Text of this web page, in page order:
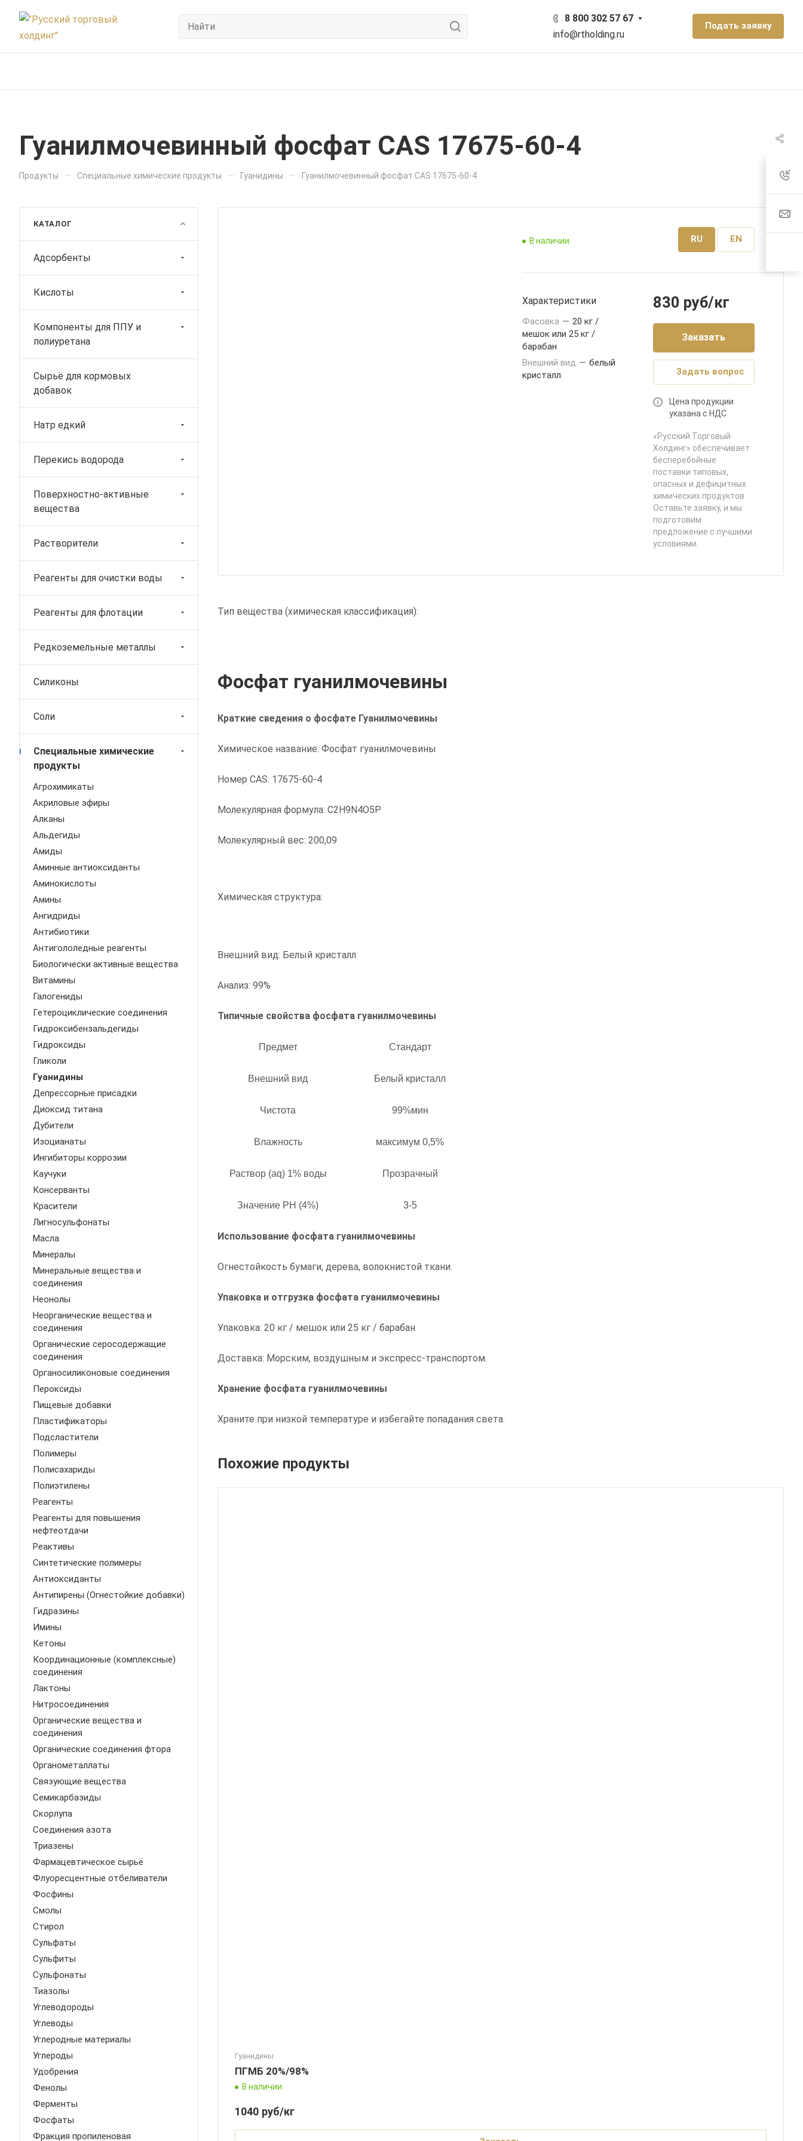
8 800 302 57 67
info@rtholding.ru
Подать заявку
Гуанилмочевинный фосфат CAS 17675-60-4
Продукты — Специальные химические продукты — Гуанидины — Гуанилмочевинный фосфат CAS 17675-60-4
В наличии RU EN
Характеристики
Фасовка — 20 кг /
мешок или 25 кг /
барабан
Внешний вид — белый
кристалл
830 руб/кг
Заказать
Задать вопрос
Цена продукции
указана с НДС
«Русский Торговый
Холдинг» обеспечивает
бесперебойные
поставки типовых,
опасных и дефицитных
химических продуктов.
Оставьте заявку, и мы
подготовим
предложение с лучшими
условиями.
Тип вещества (химическая классификация):
Фосфат гуанилмочевины
Краткие сведения о фосфате Гуанилмочевины
Химическое название: Фосфат гуанилмочевины
Номер CAS: 17675-60-4
Молекулярная формула: C2H9N4O5P
Молекулярный вес: 200,09
Химическая структура:
Внешний вид: Белый кристалл
Анализ: 99%
Типичные свойства фосфата гуанилмочевины
Предмет Стандарт
Внешний вид Белый кристалл
Чистота 99%мин
Влажность максимум 0,5%
Раствор (aq) 1% воды Прозрачный
Значение PH (4%) 3-5
Использование фосфата гуанилмочевины
Огнестойкость бумаги, дерева, волокнистой ткани.
Упаковка и отгрузка фосфата гуанилмочевины
Упаковка: 20 кг / мешок или 25 кг / барабан
Доставка: Морским, воздушным и экспресс-транспортом.
Хранение фосфата гуанилмочевины
Храните при низкой температуре и избегайте попадания света.
Похожие продукты
Гуанидины
ПГМБ 20%/98%
В наличии
1040 руб/кг
КАТАЛОГ
Адсорбенты
Кислоты
Компоненты для ППУ и
полиуретана
Сырьё для кормовых
добавок
Натр едкий
Перекись водорода
Поверхностно-активные
вещества
Растворители
Реагенты для очистки воды
Реагенты для флотации
Редкоземельные металлы
Силиконы
Соли
Специальные химические
продукты
Агрохимикаты
Акриловые эфиры
Алканы
Альдегиды
Амиды
Аминные антиоксиданты
Аминокислоты
Амины
Ангидриды
Антибиотики
Антигололедные реагенты
Биологически активные вещества
Витамины
Галогениды
Гетероциклические соединения
Гидроксибензальдегиды
Гидроксиды
Гликоли
Гуанидины
Депрессорные присадки
Диоксид титана
Дубители
Изоцианаты
Ингибиторы коррозии
Каучуки
Консерванты
Красители
Лигносульфонаты
Масла
Минералы
Минеральные вещества и
соединения
Неонолы
Неорганические вещества и
соединения
Органические серосодержащие
соединения
Органосиликоновые соединения
Пероксиды
Пищевые добавки
Пластификаторы
Подсластители
Полимеры
Полисахариды
Полиэтилены
Реагенты
Реагенты для повышения
нефтеотдачи
Реактивы
Синтетические полимеры
Антиоксиданты
Антипирены (Огнестойкие добавки)
Гидразины
Имины
Кетоны
Координационные (комплексные)
соединения
Лактоны
Нитросоединения
Органические вещества и
соединения
Органические соединения фтора
Органометаллаты
Связующие вещества
Семикарбазиды
Скорлупа
Соединения азота
Триазены
Фармацевтическое сырьё
Флуоресцентные отбеливатели
Фосфины
Смолы
Стирол
Сульфаты
Сульфиты
Сульфонаты
Тиазолы
Углеводороды
Углеводы
Углеродные материалы
Углероды
Удобрения
Фенолы
Ферменты
Фосфаты
Фракция пропиленовая